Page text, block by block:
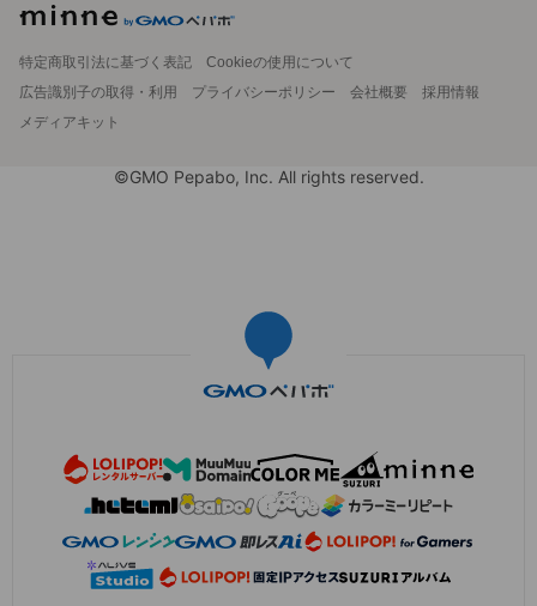
特定商取引法に基づく表記
Cookieの使用について
広告識別子の取得・利用
プライバシーポリシー 会社概要
採用情報
メディアキット
©GMO Pepabo, Inc. All rights reserved.